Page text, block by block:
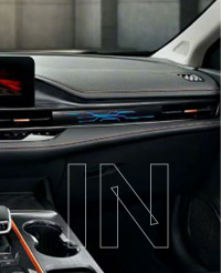
IN